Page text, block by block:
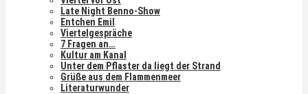
Late Night Benno-Show
Entchen Emil
Viertelgespräche
7 Fragen an…
Kultur am Kanal
Unter dem Pflaster da liegt der Strand
Grüße aus dem Flammenmeer
Literaturwunder